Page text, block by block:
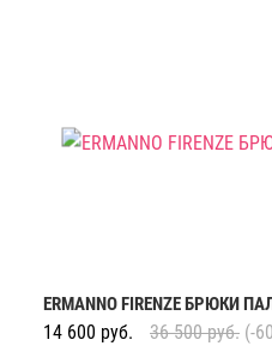
ERMANNO FIRENZE БРЮКИ
14 600 руб. 36 500 руб. (-